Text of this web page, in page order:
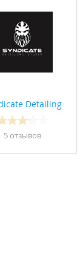
Это позволяет
Detailing
5 отзывов